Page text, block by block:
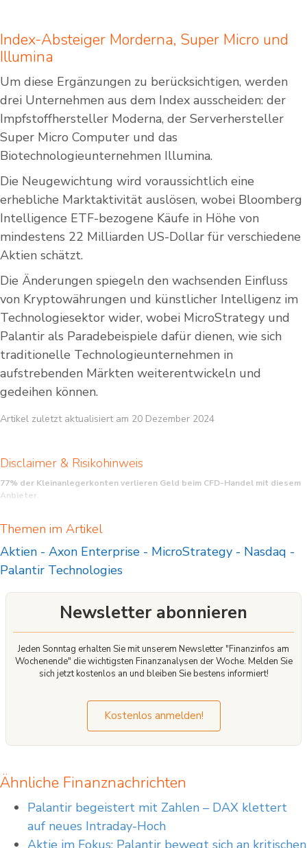
Index-Absteiger Morderna, Super Micro und
Illumina
Um diese Ergänzungen zu berücksichtigen, werden
drei Unternehmen aus dem Index ausscheiden: der
Impfstoffhersteller Moderna, der Serverhersteller
Super Micro Computer und das
Biotechnologieunternehmen Illumina.
Die Neugewichtung wird voraussichtlich eine
erhebliche Marktaktivität auslösen, wobei Bloomberg
Intelligence ETF-bezogene Käufe in Höhe von
mindestens 22 Milliarden US-Dollar für verschiedene
Aktien schätzt.
Die Änderungen spiegeln den wachsenden Einfluss
von Kryptowährungen und künstlicher Intelligenz im
Technologiesektor wider, wobei MicroStrategy und
Palantir als Paradebeispiele dafür dienen, wie sich
traditionelle Technologieunternehmen in
aufstrebenden Märkten weiterentwickeln und
gedeihen können.
Artikel zuletzt aktualisiert am 20 Dezember 2024
Disclaimer & Risikohinweis
77% der Kleinanlegerkonten verlieren Geld beim CFD-Handel mit diesem
Anbieter.
hohen Risiko einher, schnell Geld zu verlieren. Sie sollten überlegen, ob Sie
Risiko einzugehen, Ihr Geld zu verlieren. Anlageerfolge sowie Gewinne aus der
Vergangenheit garantieren keine Erfolge in der Zukunft. Inhalte, Newsletter und
Mitteilungen stellen keine Handlungsansätze von XTB dar. Telefonate können
XTB S.A. German Branch ist Finanzdienstleister mit registriertem Sitz in der
Joachimsthaler Straße 10 in 10719 Berlin, Deutschland, eingetragen im
Handelsregister beim Amtsgericht Frankfurt am Main, Deutschland;
Handelsregisternummer: HRB 84148. XTB S.A. German Branch ist registriert bei
der Bundesanstalt für Finanzdienstleistungsaufsicht (BaFin) und unterliegt
grundsätzlich der Aufsicht und Kontrolle der polnischen
Finanzaufsichtsbehörde KNF.
Themen im Artikel
Aktien - Axon Enterprise - MicroStrategy - Nasdaq -
Palantir Technologies
Newsletter abonnieren
Jeden Sonntag erhalten Sie mit unserem Newsletter "Finanzinfos am
Wochenende" die wichtigsten Finanzanalysen der Woche. Melden Sie
sich jetzt kostenlos an und bleiben Sie bestens informiert!
Kostenlos anmelden!
Ähnliche Finanznachrichten
Palantir begeistert mit Zahlen – DAX klettert
auf neues Intraday-Hoch
Aktie im Fokus: Palantir bewegt sich an kritischen